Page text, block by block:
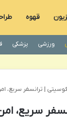
قهوه
ورزشی پزشکی
| ترانسفر سریع،
سریع،